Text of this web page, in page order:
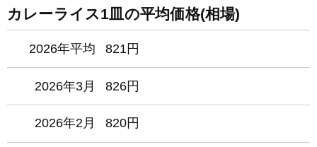
カレーライス1皿の平均価格(相場)
2026年平均 821円
2026年3月 826円
2026年2月 820円